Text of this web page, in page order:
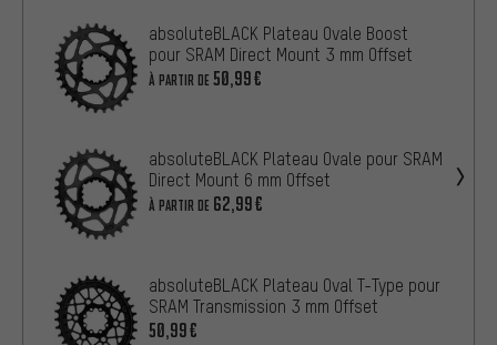
absoluteBLACK Plateau Ovale Boost
pour SRAM Direct Mount 3 mm Offset
À PARTIR DE 50,99€
absoluteBLACK Plateau Ovale pour SRAM
Direct Mount 6 mm Offset
À PARTIR DE 62,99€
absoluteBLACK Plateau Oval T-Type pour
SRAM Transmission 3 mm Offset
50,99€